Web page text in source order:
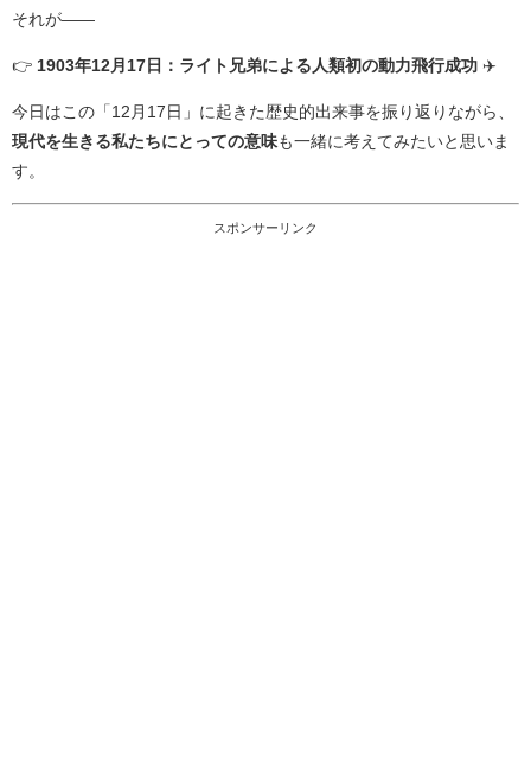
それが――
👉 1903年12月17日：ライト兄弟による人類初の動力飛行成功 ✈️
今日はこの「12月17日」に起きた歴史的出来事を振り返りながら、
現代を生きる私たちにとっての意味も一緒に考えてみたいと思いま
す。
スポンサーリンク